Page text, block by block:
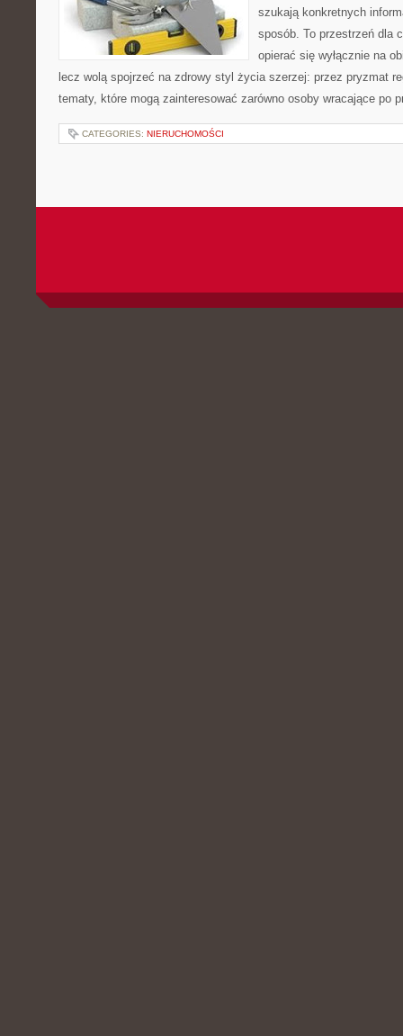
szukają konkretnych
sposób. To przestrzeń dla
opierać się wyłącznie na
lecz wolą spojrzeć na zdrowy styl życia szerzej: przez pryzmat
tematy, które mogą zainteresować zarówno osoby wracające po
CATEGORIES: NIERUCHOMOŚCI